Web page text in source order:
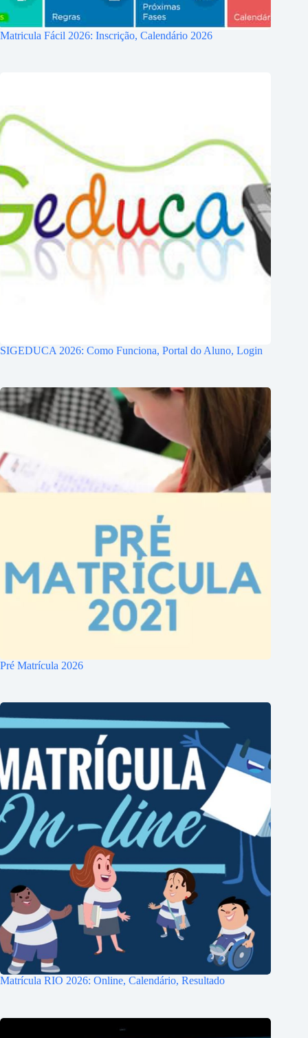
Matricula Fácil 2026: Inscrição, Calendário 2026
SIGEDUCA 2026: Como Funciona, Portal do Aluno, Login
Pré Matrícula 2026
Matrícula RIO 2026: Online, Calendário, Resultado